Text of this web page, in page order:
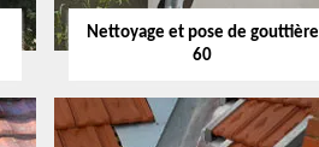
Nettoyage et pose de gouttière
60